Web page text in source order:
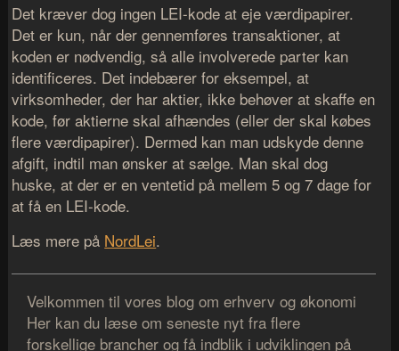
Det kræver dog ingen LEI-kode at eje værdipapirer.
Det er kun, når der gennemføres transaktioner, at
koden er nødvendig, så alle involverede parter kan
identificeres. Det indebærer for eksempel, at
virksomheder, der har aktier, ikke behøver at skaffe en
kode, før aktierne skal afhændes (eller der skal købes
flere værdipapirer). Dermed kan man udskyde denne
afgift, indtil man ønsker at sælge. Man skal dog
huske, at der er en ventetid på mellem 5 og 7 dage for
at få en LEI-kode.
Læs mere på NordLei.
Velkommen til vores blog om erhverv og økonomi
Her kan du læse om seneste nyt fra flere
forskellige brancher og få indblik i udviklingen på